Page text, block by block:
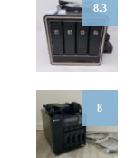
8.3
8